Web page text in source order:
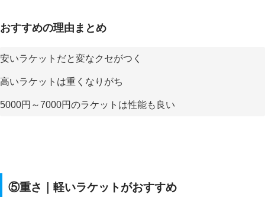
おすすめの理由まとめ
安いラケットだと変なクセがつく
高いラケットは重くなりがち
5000円～7000円のラケットは性能も良い
⑤重さ｜軽いラケットがおすすめ